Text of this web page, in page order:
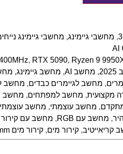
, מחשבי גיימינג, מחשבי גיימינג
, RTX 5090, Ryzen 9
, מחשב AI , מחשב גיימינג,
, מחשב לגיימרים כבדים, מחשב
מקצועית, מחשב למפתחים, מחשב
, מחשב עוצמתי, מחשב עוצמתי 2025
, מחשב עם RGB , מחשב עם קירור
קריאייטיב, קירור מים, קירור מים 360mm